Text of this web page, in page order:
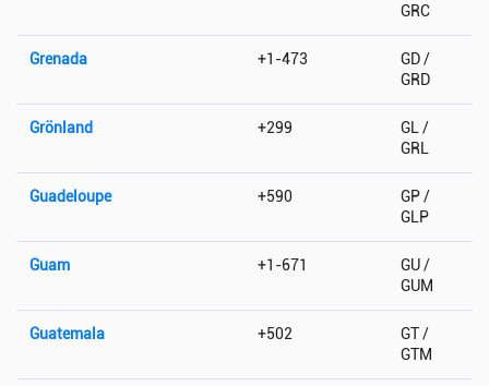
GRC
Grenada +1-473
GD /
GRD
Grönland +299
GL /
GRL
Guadeloupe +590
GP /
GLP
Guam +1-671
GU /
GUM
Guatemala +502
GT /
GTM